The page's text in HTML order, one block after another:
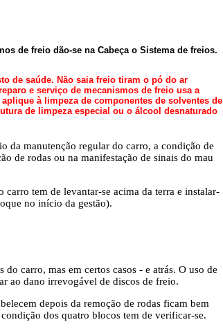
de freio dão-se na Cabeça o Sistema de freios.
de saúde. Não saia freio tiram o pó do ar
e serviço de mecanismos de freio usa a
à limpeza de componentes de solventes de
de limpeza especial ou o álcool desnaturado
da manutenção regular do carro, a condição de
de rodas ou na manifestação de sinais do mau
tem de levantar-se acima da terra e instalar-
no início da gestão).
carro, mas em certos casos - e atrás. O uso de
ao dano irrevogável de discos de freio.
depois da remoção de rodas ficam bem
dos quatro blocos tem de verificar-se.